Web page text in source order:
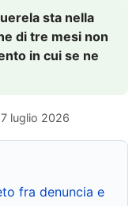
sta nella
di tre mesi non
in cui se ne
luglio 2026
fra denuncia e